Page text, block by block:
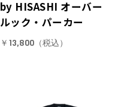
by HISASHI オーバー
ルック・パーカー
￥13,800（税込）